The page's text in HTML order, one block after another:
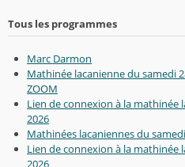
Tous les programmes
Marc Darmon
Mathinée lacanienne du samedi
ZOOM
Lien de connexion à la mathinée
2026
Mathinées lacaniennes du
Lien de connexion à la mathinée
2026